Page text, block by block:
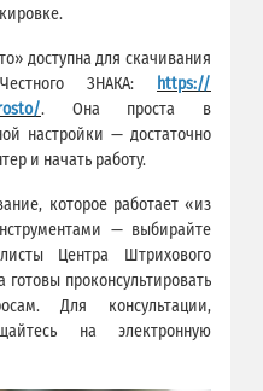
доступна для скачивания
ЗНАКА:
https://
.
Она проста в
настройки — достаточно
и начать работу.
которое работает «из
— выбирайте
Центра Штрихового
готовы проконсультировать
Для консультации,
на электронную